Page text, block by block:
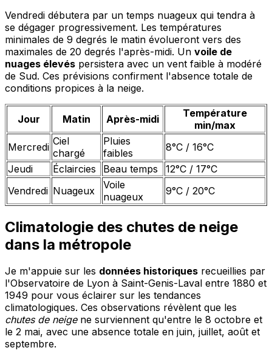
Vendredi débutera par un temps nuageux qui tendra à
se dégager progressivement. Les températures
minimales de 9 degrés le matin évolueront vers des
maximales de 20 degrés l'après-midi. Un voile de
nuages élevés persistera avec un vent faible à modéré
de Sud. Ces prévisions confirment l'absence totale de
conditions propices à la neige.
Jour Matin Après-midi
Température
min/max
Mercredi Ciel
chargé
Pluies
faibles
8°C / 16°C
Jeudi
Éclaircies Beau temps
12°C / 17°C
Vendredi Nuageux
Voile
nuageux
9°C / 20°C
Climatologie des chutes de neige
dans la métropole
Je m'appuie sur les données historiques recueillies par
l'Observatoire de Lyon à Saint-Genis-Laval entre 1880 et
1949 pour vous éclairer sur les tendances
climatologiques. Ces observations révèlent que les
chutes de neigene surviennent qu'entre le 8 octobre et
le 2 mai, avec une absence totale en juin, juillet, août et
septembre.